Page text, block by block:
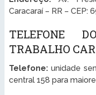
Caracaraí – RR – CEP:
TELEFONE
TRABALHO
Telefone:unidade
central 158 para